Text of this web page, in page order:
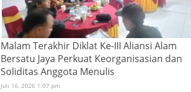
Malam Terakhir Diklat Ke-III Aliansi Alam
Bersatu Jaya Perkuat Keorganisasian dan
Soliditas Anggota Menulis
Juli 16, 2026 1:07 pm